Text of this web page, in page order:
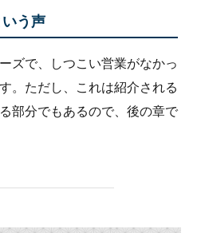
う声
ズで、しつこい営業がなかっ
。ただし、これは紹介される
部分でもあるので、後の章で